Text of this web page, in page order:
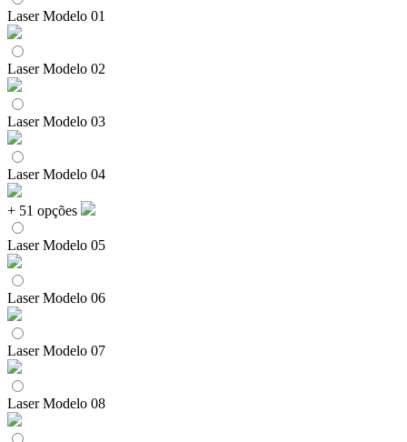
Laser Modelo 01
Laser Modelo 02
Laser Modelo 03
Laser Modelo 04
+ 51 opções
Laser Modelo 05
Laser Modelo 06
Laser Modelo 07
Laser Modelo 08